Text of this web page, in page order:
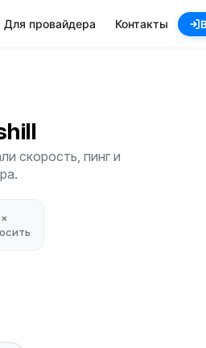
Для провайдера Контакты
скорость, пинг и
×